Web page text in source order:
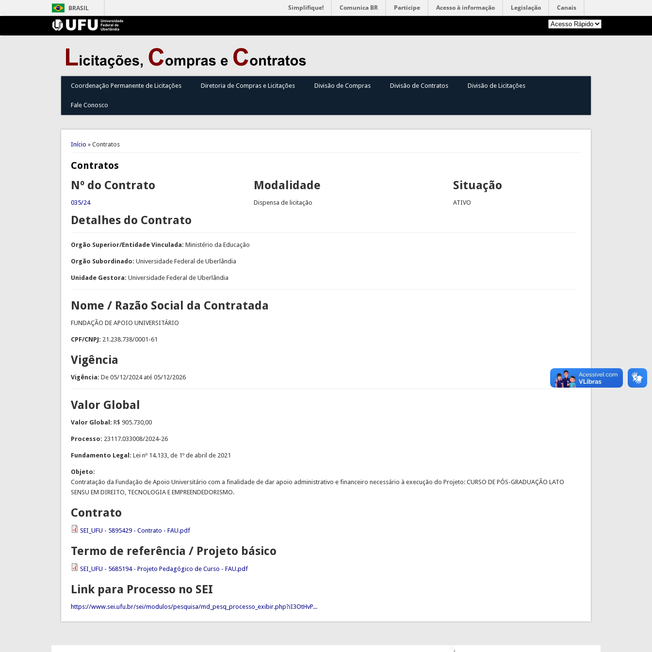
BRASIL Simplifique! Comunica BR Participe Acesso à informação Legislação Canais
Coordenação Permanente de Licitações Diretoria de Compras e Licitações Divisão de Compras Divisão de Contratos Divisão de Licitações
Fale Conosco
Você está aqui
Início » Contratos
Contratos
Nº do Contrato
035/24
Modalidade
Dispensa de licitação
Situação
ATIVO
Detalhes do Contrato
Orgão Superior/Entidade Vinculada: Ministério da Educação
Orgão Subordinado: Universidade Federal de Uberlândia
Unidade Gestora: Universidade Federal de Uberlândia
Nome / Razão Social da Contratada
FUNDAÇÃO DE APOIO UNIVERSITÁRIO
CPF/CNPJ: 21.238.738/0001-61
Vigência
Vigência: De 05/12/2024até 05/12/2026
Valor Global
Valor Global: R$ 905.730,00
Processo: 23117.033008/2024-26
Fundamento Legal: Lei nº 14.133, de 1º de abril de 2021
Objeto:
Contratação da Fundação de Apoio Universitário com a finalidade de dar apoio administrativo e financeiro necessário à execução do Projeto: CURSO DE PÓS-GRADUAÇÃO LATO
SENSU EM DIREITO, TECNOLOGIA E EMPREENDEDORISMO.
Contrato
SEI_UFU - 5895429 - Contrato - FAU.pdf
Termo de referência / Projeto básico
SEI_UFU - 5685194 - Projeto Pedagógico de Curso - FAU.pdf
Link para Processo no SEI
https://www.sei.ufu.br/sei/modulos/pesquisa/md_pesq_processo_exibir.php?iI3OtHvP...